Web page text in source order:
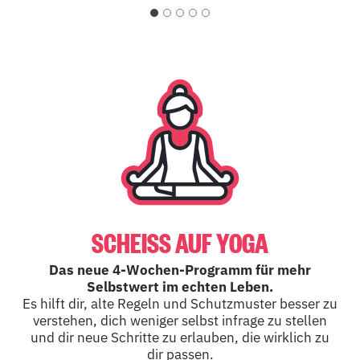
SCHEISS AUF YOGA
Das neue 4-Wochen-Programm für mehr
Selbstwert im echten Leben.
Es hilft dir, alte Regeln und Schutzmuster besser zu
verstehen, dich weniger selbst infrage zu stellen
und dir neue Schritte zu erlauben, die wirklich zu
dir passen.